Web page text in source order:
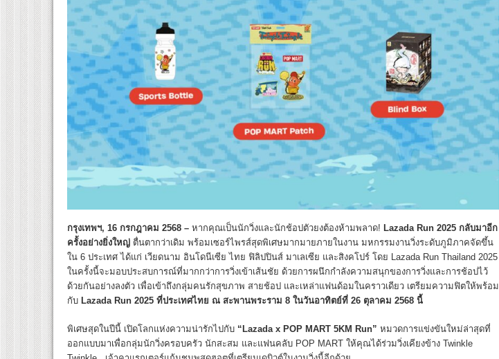
กรุงเทพฯ, 16 กรกฎาคม 2568 – หากคุณเป็นนักวิ่งและนักช้อปตัวยงต้องห้ามพลาด! Lazada Run 2025 กลับมาอีก
ครั้งอย่างยิ่งใหญ่ ตื่นตากว่าเดิม พร้อมเซอร์ไพรส์สุดพิเศษมากมายภายในงาน มหกรรมงานวิ่งระดับภูมิภาคจัดขึ้น
ใน 6 ประเทศ ได้แก่ เวียดนาม อินโดนีเซีย ไทย ฟิลิปปินส์ มาเลเซีย และสิงคโปร์ โดย Lazada Run Thailand 2025
ในครั้งนี้จะมอบประสบการณ์ที่มากกว่าการวิ่งเข้าเส้นชัย ด้วยการผนึกกำลังความสนุกของการวิ่งและการช้อปไว้
ด้วยกันอย่างลงตัว เพื่อเข้าถึงกลุ่มคนรักสุขภาพ สายช้อป และเหล่าแฟนด้อมในคราวเดียว เตรียมความฟิตให้พร้อม
กับ Lazada Run 2025 ที่ประเทศไทย ณ สะพานพระราม 8 ในวันอาทิตย์ที่ 26 ตุลาคม 2568 นี้
พิเศษสุดในปีนี้ เปิดโลกแห่งความน่ารักไปกับ “Lazada x POP MART 5KM Run” หมวดการแข่งขันใหม่ล่าสุดที่
ออกแบบมาเพื่อกลุ่มนักวิ่งครอบครัว นักสะสม และแฟนคลับ POP MART ให้คุณได้ร่วมวิ่งเคียงข้าง Twinkle